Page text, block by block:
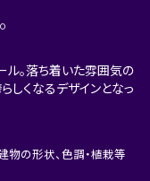
ル。落ち着いた雰囲気の
しくなるデザインとなっ
の形状、色調・植栽等